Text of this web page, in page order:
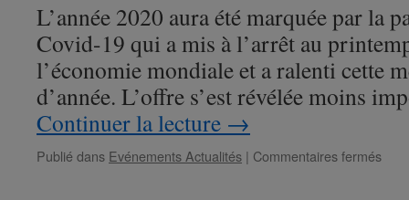
L’année 2020 aura été marquée par la
Covid-19 qui a mis à l’arrêt au
l’économie mondiale et a ralenti cette
d’année. L’offre s’est révélée moins
Continuer la lecture →
Publié dans Evénements Actualités | Commentaires fermés